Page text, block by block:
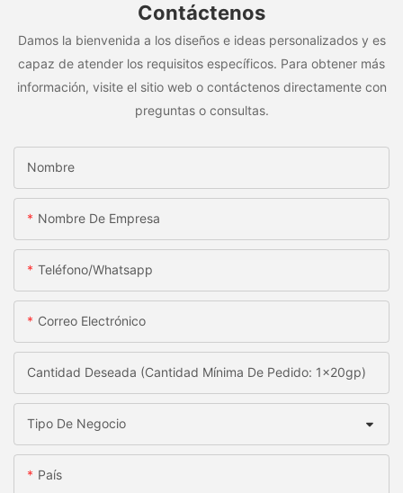
Contáctenos
Damos la bienvenida a los diseños e ideas personalizados y es
capaz de atender los requisitos específicos. Para obtener más
información, visite el sitio web o contáctenos directamente con
preguntas o consultas.
Nombre
Nombre De Empresa
Teléfono/whatsapp
Correo Electrónico
Cantidad Deseada (Cantidad Mínima De Pedido: 1x20gp)
Tipo De Negocio
País